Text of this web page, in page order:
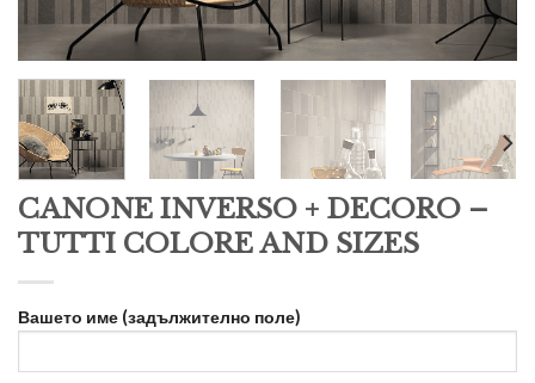
CANONE INVERSO + DECORO –
TUTTI COLORE AND SIZES
Вашето име (задължително поле)